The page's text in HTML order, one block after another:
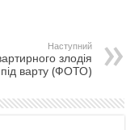
Наступний
злодія
під варту (ФОТО)